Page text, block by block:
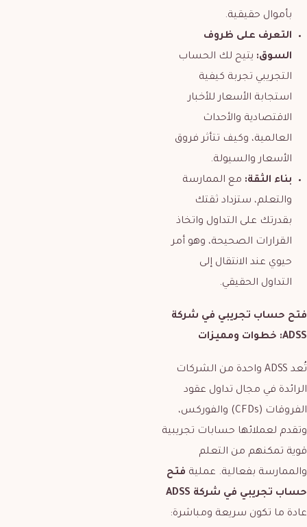
بأموال حقيقية.
التعرف على ظروف
السوق: يتيح لك الحساب
التجريبي تجربة كيفية
استجابة الأسعار للأخبار
الاقتصادية والأحداث
العالمية، وكيف تتأثر فروق
الأسعار والسيولة.
بناء الثقة: مع الممارسة
والتعلم، ستزداد ثقتك
بقدرتك على التداول واتخاذ
القرارات الصحيحة، وهو أمر
حيوي عند الانتقال إلى
التداول الحقيقي.
فتح حساب تجريبي في شركة
ADSS: خطوات ومميزات
تُعد ADSS واحدة من الشركات
الرائدة في مجال تداول عقود
الفروقات (CFDs) والفوركس،
وتقدم لعملائها حسابات تجريبية
قوية تمكنهم من التعلم
والممارسة بفعالية. عملية فتح
حساب تجريبي في شركة ADSS
عادة ما تكون سريعة ومباشرة: